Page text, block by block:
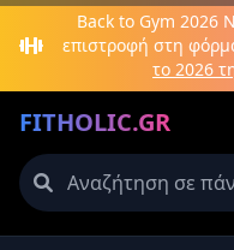
Μετάβαση στο κύριο
Back to Gym 2026
επιστροφή στη
το 2026
FITHOLIC.GR